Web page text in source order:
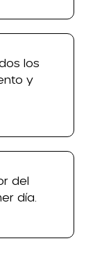
los
y
del
día.